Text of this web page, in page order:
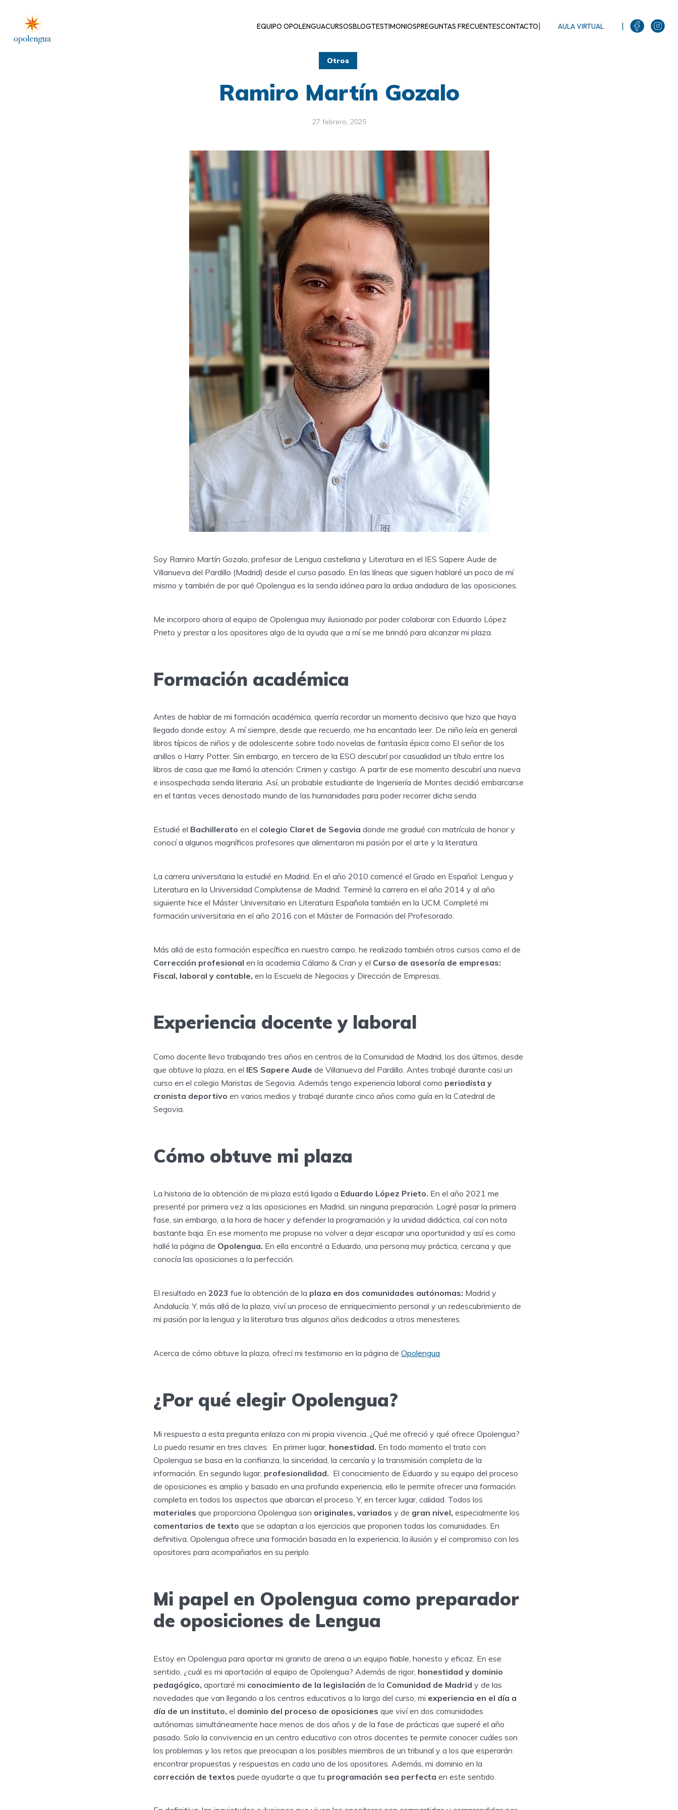
EQUIPO OPOLENGUACURSOSBLOGTESTIMONIOSPREGUNTAS FRECUENTESCONTACTO| AULA VIRTUAL |
Otros
Ramiro Martín Gozalo
27 febrero, 2025
Soy Ramiro Martín Gozalo, profesor de Lengua castellana y Literatura en el IES Sapere Aude de
Villanueva del Pardillo (Madrid) desde el curso pasado. En las líneas que siguen hablaré un poco de mí
mismo y también de por qué Opolengua es la senda idónea para la ardua andadura de las oposiciones.
Me incorporo ahora al equipo de Opolengua muy ilusionado por poder colaborar con Eduardo López
Prieto y prestar a los opositores algo de la ayuda que a mí se me brindó para alcanzar mi plaza.
Formación académica
Antes de hablar de mi formación académica, querría recordar un momento decisivo que hizo que haya
llegado donde estoy. A mí siempre, desde que recuerdo, me ha encantado leer. De niño leía en general
libros típicos de niños y de adolescente sobre todo novelas de fantasía épica como El señor de los
anillos o Harry Potter. Sin embargo, en tercero de la ESO descubrí por casualidad un título entre los
libros de casa que me llamó la atención: Crimen y castigo. A partir de ese momento descubrí una nueva
e insospechada senda literaria. Así, un probable estudiante de Ingeniería de Montes decidió embarcarse
en el tantas veces denostado mundo de las humanidades para poder recorrer dicha senda.
Estudié el Bachillerato en el colegio Claret de Segovia donde me gradué con matrícula de honor y
conocí a algunos magníficos profesores que alimentaron mi pasión por el arte y la literatura.
La carrera universitaria la estudié en Madrid. En el año 2010 comencé el Grado en Español: Lengua y
Literatura en la Universidad Complutense de Madrid. Terminé la carrera en el año 2014 y al año
siguiente hice el Máster Universitario en Literatura Española también en la UCM. Completé mi
formación universitaria en el año 2016 con el Máster de Formación del Profesorado.
Más allá de esta formación específica en nuestro campo, he realizado también otros cursos como el de
Corrección profesional en la academia Cálamo & Cran y el Curso de asesoría de empresas:
Fiscal, laboral y contable, en la Escuela de Negocios y Dirección de Empresas.
Experiencia docente y laboral
Como docente llevo trabajando tres años en centros de la Comunidad de Madrid, los dos últimos, desde
que obtuve la plaza, en el IES Sapere Aude de Villanueva del Pardillo. Antes trabajé durante casi un
curso en el colegio Maristas de Segovia. Además tengo experiencia laboral como periodista y
cronista deportivo en varios medios y trabajé durante cinco años como guía en la Catedral de
Segovia.
Cómo obtuve mi plaza
La historia de la obtención de mi plaza está ligada a Eduardo López Prieto. En el año 2021 me
presenté por primera vez a las oposiciones en Madrid, sin ninguna preparación. Logré pasar la primera
fase, sin embargo, a la hora de hacer y defender la programación y la unidad didáctica, caí con nota
bastante baja. En ese momento me propuse no volver a dejar escapar una oportunidad y así es como
hallé la página de Opolengua. En ella encontré a Eduardo, una persona muy práctica, cercana y que
conocía las oposiciones a la perfección.
El resultado en 2023 fue la obtención de la plaza en dos comunidades autónomas: Madrid y
Andalucía. Y, más allá de la plaza, viví un proceso de enriquecimiento personal y un redescubrimiento de
mi pasión por la lengua y la literatura tras algunos años dedicados a otros menesteres.
Acerca de cómo obtuve la plaza, ofrecí mi testimonio en la página de Opolengua
¿Por qué elegir Opolengua?
Mi respuesta a esta pregunta enlaza con mi propia vivencia. ¿Qué me ofreció y qué ofrece Opolengua?
Lo puedo resumir en tres claves: En primer lugar, honestidad. En todo momento el trato con
Opolengua se basa en la confianza, la sinceridad, la cercanía y la transmisión completa de la
información. En segundo lugar, profesionalidad. El conocimiento de Eduardo y su equipo del proceso
de oposiciones es amplio y basado en una profunda experiencia, ello le permite ofrecer una formación
completa en todos los aspectos que abarcan el proceso. Y, en tercer lugar, calidad. Todos los
materiales que proporciona Opolengua son originales, variados y de gran nivel, especialmente los
comentarios de texto que se adaptan a los ejercicios que proponen todas las comunidades. En
definitiva, Opolengua ofrece una formación basada en la experiencia, la ilusión y el compromiso con los
opositores para acompañarlos en su periplo.
Mi papel en Opolengua como preparador
de oposiciones de Lengua
Estoy en Opolengua para aportar mi granito de arena a un equipo fiable, honesto y eficaz. En ese
sentido, ¿cuál es mi aportación al equipo de Opolengua? Además de rigor, honestidad y dominio
pedagógico, aportaré mi conocimiento de la legislación de la Comunidad de Madrid y de las
novedades que van llegando a los centros educativos a lo largo del curso, mi experiencia en el día a
día de un instituto, el dominio del proceso de oposiciones que viví en dos comunidades
autónomas simultáneamente hace menos de dos años y de la fase de prácticas que superé el año
pasado. Solo la convivencia en un centro educativo con otros docentes te permite conocer cuáles son
los problemas y los retos que preocupan a los posibles miembros de un tribunal y a los que esperarán
encontrar propuestas y respuestas en cada uno de los opositores. Además, mi dominio en la
corrección de textos puede ayudarte a que tu programación sea perfecta en este sentido.